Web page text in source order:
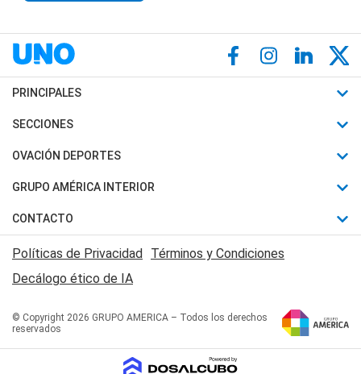
PRINCIPALES
Últimas Noticias
Política
Judiciales
Economia
SECCIONES
Horóscopo
Motores
Trucos caseros
Series y Películas
Edictos y Solicitadas
OVACIÓN DEPORTES
Fútbol
Mundial
Automovilismo
Rugby
Básquet
GRUPO AMÉRICA INTERIOR
Canal 7 en Vivo
San Juan 8
CONTACTO
Acerca de Nosotros
Contactanos
Políticas de Privacidad Términos y Condiciones
Decálogo ético de IA
© Copyright 2026 GRUPO AMERICA – Todos los derechos
reservados